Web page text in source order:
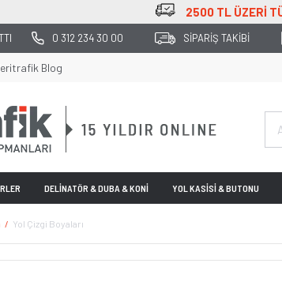
KARGO BEDAVA
0 312 234 30 00 SİPARİŞ TAKİBİ
Blog
DELİNATÖR & DUBA & KONİ YOL KASİSİ & BUTONU
Yol Çizgi Boyaları